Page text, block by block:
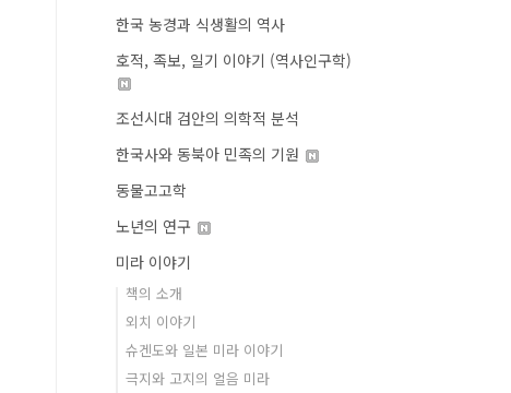
한국 농경과 식생활의 역사
호적, 족보, 일기 이야기 (역사인구학)
조선시대 검안의 의학적 분석
한국사와 동북아 민족의 기원
동물고고학
노년의 연구
미라 이야기
책의 소개
외치 이야기
슈겐도와 일본 미라 이야기
극지와 고지의 얼음 미라